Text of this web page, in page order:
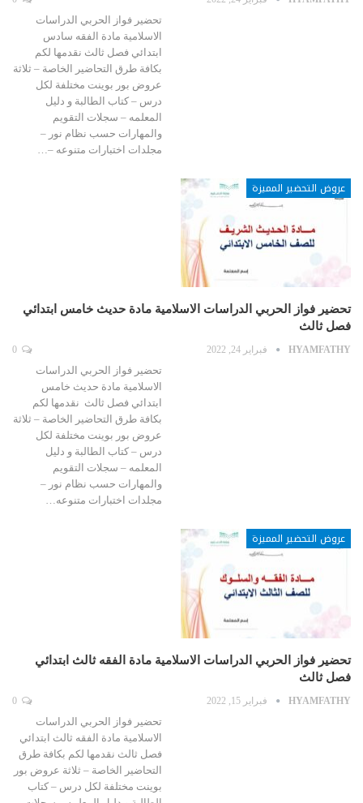
تحضير فواز الحربي الدراسات
الاسلامية مادة الفقه سادس
ابتدائي فصل ثالث نقدمها لكم
بكافة طرق التحاضير الخاصة – ثلاثة
عروض بور بوينت مختلفة لكل
درس – كتاب الطالبة و دليل
المعلمه – سجلات التقويم
والمهارات حسب نظام نور –
مجلدات اختبارات متنوعه –…
عروض التحضير المميزة
تحضير فواز الحربي الدراسات الاسلامية مادة حديث خامس ابتدائي
فصل ثالث
HYAMFATHY فبراير 24, 2022
تحضير فواز الحربي الدراسات
الاسلامية مادة حديث خامس
ابتدائي فصل ثالث نقدمها لكم
بكافة طرق التحاضير الخاصة – ثلاثة
عروض بور بوينت مختلفة لكل
درس – كتاب الطالبة و دليل
المعلمه – سجلات التقويم
والمهارات حسب نظام نور –
مجلدات اختبارات متنوعه…
عروض التحضير المميزة
تحضير فواز الحربي الدراسات الاسلامية مادة الفقه ثالث ابتدائي
فصل ثالث
HYAMFATHY فبراير 15, 2022
تحضير فواز الحربي الدراسات
الاسلامية مادة الفقه ثالث ابتدائي
فصل ثالث نقدمها لكم بكافة طرق
التحاضير الخاصة – ثلاثة عروض بور
بوينت مختلفة لكل درس – كتاب